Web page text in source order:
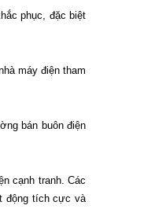
phục, đặc biệt
máy điện tham
bán buôn điện
cạnh tranh. Các
động tích cực và